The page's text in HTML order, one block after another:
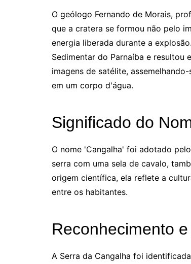
O geólogo Fernando de Morais,
que a cratera se formou não pelo
energia liberada durante a
Sedimentar do Parnaíba e resultou
imagens de satélite,
em um corpo d'água.
Significado do
O nome 'Cangalha' foi adotado
serra com uma sela de cavalo,
origem científica, ela reflete a
entre os habitantes.
Reconhecimento
A Serra da Cangalha foi